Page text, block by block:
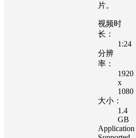
片。
视频时
长：
1:24
分辨
率：
1920
x
1080
大小：
1.4
GB
Application